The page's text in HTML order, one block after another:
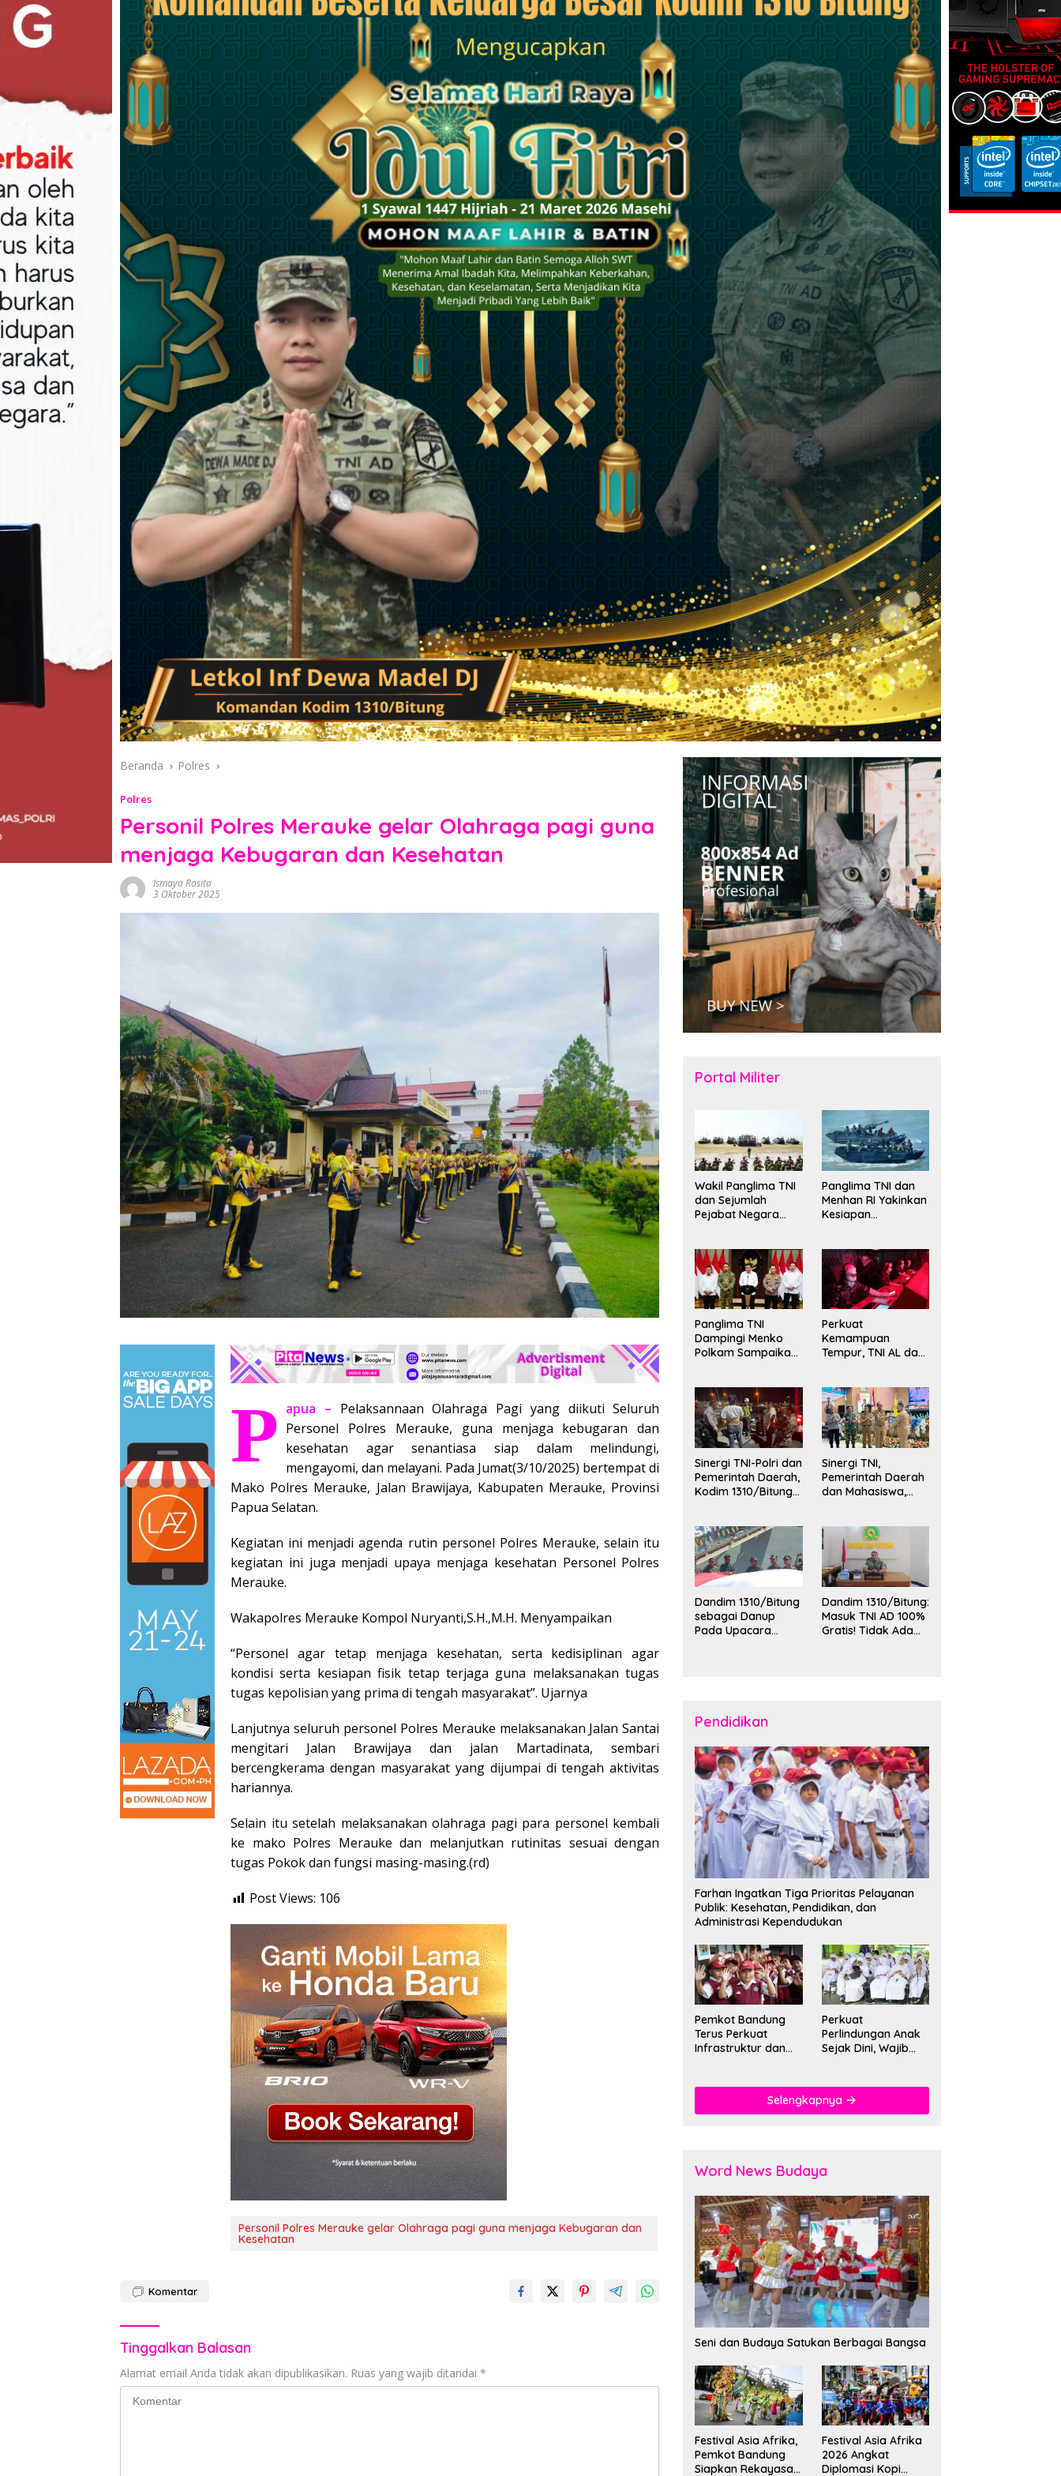
Beranda Polres
Polres
Personil Polres Merauke gelar Olahraga pagi guna
menjaga Kebugaran dan Kesehatan
Ismaya Rosita
3 Oktober 2025
P apua – Pelaksannaan Olahraga Pagi yang diikuti Seluruh
Personel Polres Merauke, guna menjaga kebugaran dan
kesehatan agar senantiasa siap dalam melindungi,
mengayomi, dan melayani. Pada Jumat(3/10/2025) bertempat di
Mako Polres Merauke, Jalan Brawijaya, Kabupaten Merauke, Provinsi
Papua Selatan.
Kegiatan ini menjadi agenda rutin personel Polres Merauke, selain itu
kegiatan ini juga menjadi upaya menjaga kesehatan Personel Polres
Merauke.
Wakapolres Merauke Kompol Nuryanti,S.H.,M.H. Menyampaikan
“Personel agar tetap menjaga kesehatan, serta kedisiplinan agar
kondisi serta kesiapan fisik tetap terjaga guna melaksanakan tugas
tugas kepolisian yang prima di tengah masyarakat”. Ujarnya
Lanjutnya seluruh personel Polres Merauke melaksanakan Jalan Santai
mengitari Jalan Brawijaya dan jalan Martadinata, sembari
bercengkerama dengan masyarakat yang dijumpai di tengah aktivitas
hariannya.
Selain itu setelah melaksanakan olahraga pagi para personel kembali
ke mako Polres Merauke dan melanjutkan rutinitas sesuai dengan
tugas Pokok dan fungsi masing-masing.(rd)
Post Views: 106
Personil Polres Merauke gelar Olahraga pagi guna menjaga Kebugaran dan
Kesehatan
Komentar
Tinggalkan Balasan
Alamat email Anda tidak akan dipublikasikan. Ruas yang wajib ditandai *
Portal Militer
Wakil Panglima TNI
dan Sejumlah
Pejabat Negara
Brevet Korps
Marinir
Panglima TNI dan
Menhan RI Yakinkan
Kesiapan
Panglima TNI
Dampingi Menko
Polkam Sampaikan
Bangsa
Perkuat
Kemampuan
Tempur, TNI AL dan
Latihan ORRUDA
2026
Sinergi TNI-Polri dan
Pemerintah Daerah,
Kodim 1310/Bitung
Wilayah Kota Bitung
Sinergi TNI,
Pemerintah Daerah
dan Mahasiswa,
Mahasiswa KKT
Unsrat Manado di
Kota Bitung
Dandim 1310/Bitung
sebagai Danup
Pada Upacara
Talaud dan Sangihe
Dandim 1310/Bitung:
Masuk TNI AD 100%
Gratis! Tidak Ada
Pendidikan
Farhan Ingatkan Tiga Prioritas Pelayanan
Publik: Kesehatan, Pendidikan, dan
Administrasi Kependudukan
Pemkot Bandung
Terus Perkuat
Infrastruktur dan
Perkuat
Perlindungan Anak
Sejak Dini, Wajib
Kekerasan
Selengkapnya
Word News Budaya
Seni dan Budaya Satukan Berbagai Bangsa
Festival Asia Afrika,
Pemkot Bandung
Siapkan Rekayasa
Festival Asia Afrika
2026 Angkat
Diplomasi Kopi